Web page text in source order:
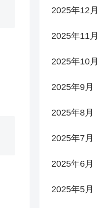
2025年12月
2025年11月
2025年10月
2025年9月
2025年8月
2025年7月
2025年6月
2025年5月